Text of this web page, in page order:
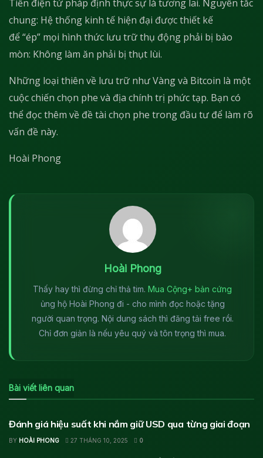
Tiền điện tử pháp định thực sự là tương lai. Nguyên tắc
chung: Hệ thống kinh tế hiện đại được thiết kế
để “ép” mọi hình thức lưu trữ thụ động phải bị bào
mòn: Không làm ăn phải bị thụt lùi.
Những loại thiên về lưu trữ như Vàng và Bitcoin là một
cuộc chiến chọn phe và địa chính trị phức tạp. Bạn có
thể đọc thêm về đề tài chọn phe trong đầu tư để làm rõ
vấn đề này.
Hoài Phong
Hoài Phong
Thấy hay thì đừng chỉ thả tim. Mua Cộng+ bản cứng
ủng hộ Hoài Phong đi - cho mình đọc hoặc tặng
người quan trọng. Nội dung sách thì đăng tải free rồi.
Chỉ đơn giản là nếu yêu quý và tôn trọng thì mua.
Bài viết liên quan
VÀNG VÀ HÀNG HÓA
Đánh giá hiệu suất khi nắm giữ USD qua từng giai đoạn
BY HOÀI PHONG 27 THÁNG 10, 2025 0